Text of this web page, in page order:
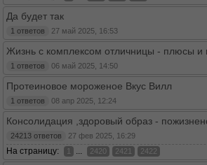
Да будет так
1 ответов 27 май 2025, 16:53
Жизнь с комплексом отличницы - плюсы и
1 ответов 06 май 2025, 14:50
Протеиновое мороженое Вкус Вилл
1 ответов 08 апр 2025, 12:24
Консолидация ,здоровый образ -
24213 ответов 27 фев 2025, 16:29
На страницу: 1 ... 2420 2421 2422